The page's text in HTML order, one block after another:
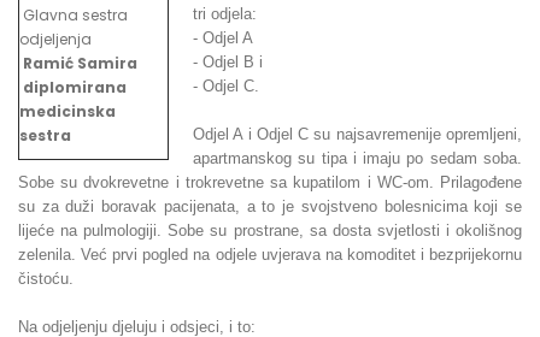
Glavna sestra
odjeljenja
Ramić Samira
diplomirana
medicinska
sestra
tri odjela:
- Odjel A
- Odjel B i
- Odjel C.
Odjel A i Odjel C su najsavremenije opremljeni,
apartmanskog su tipa i imaju po sedam soba.
Sobe su dvokrevetne i trokrevetne sa kupatilom i WC-om. Prilagođene
su za duži boravak pacijenata, a to je svojstveno bolesnicima koji se
lijeće na pulmologiji. Sobe su prostrane, sa dosta svjetlosti i okolišnog
zelenila. Već prvi pogled na odjele uvjerava na komoditet i bezprijekornu
čistoću.
Na odjeljenju djeluju i odsjeci, i to: